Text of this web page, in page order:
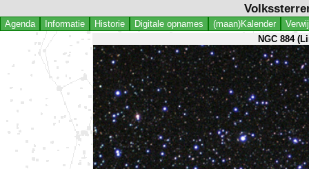
Agenda Informatie Historie Digitale opnames (maan)Kalender
NGC 884